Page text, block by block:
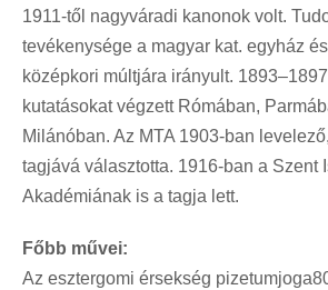
1911-től nagyváradi kanonok volt.
tevékenysége a magyar kat. egyház
középkori múltjára irányult.
kutatásokat végzett Rómában,
Milánóban. Az MTA 1903-ban
tagjává választotta. 1916-ban a Szent
Akadémiának is a tagja lett.
Főbb művei:
Az esztergomi érsekség